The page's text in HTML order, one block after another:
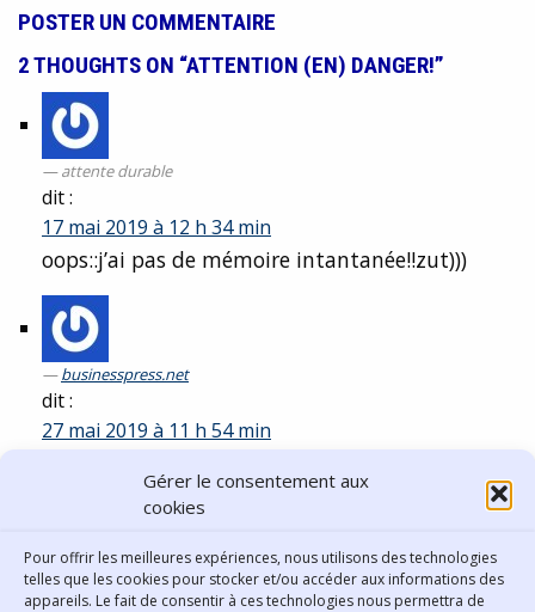
Gérer le consentement aux
cookies
Pour offrir les meilleures expériences, nous utilisons des technologies
telles que les cookies pour stocker et/ou accéder aux informations des
appareils. Le fait de consentir à ces technologies nous permettra de
POSTER UN COMMENTAIRE
2 THOUGHTS ON “ATTENTION (EN) DANGER!”
attente durable
dit :
17 mai 2019 à 12 h 34 min
oops::j’ai pas de mémoire intantanée!!zut)))
businesspress.net
dit :
27 mai 2019 à 11 h 54 min
inconvénients des réseaux sociaux .
Comments are closed.